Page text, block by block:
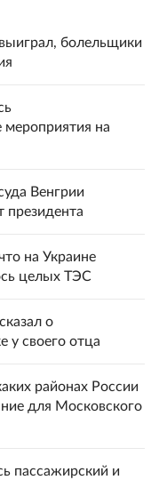
болельщики
на
Венгрии
президента
на Украине
целых ТЭС
о
у своего отца
районах России
для Московского
пассажирский и